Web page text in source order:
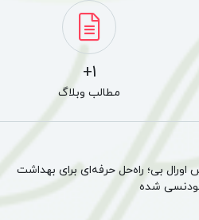
1+
مطالب وبلاگ
اورال بی؛ راه‌حل حرفه‌ای برای بهداشت
شده